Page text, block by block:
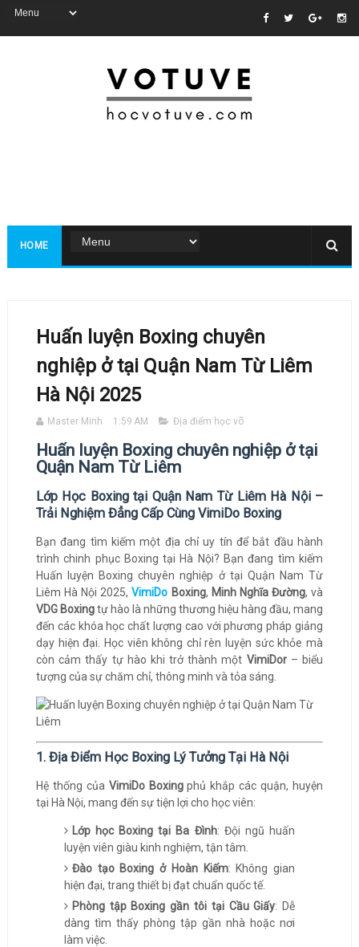
HOME
Huấn luyện Boxing chuyên
nghiệp ở tại Quận Nam Từ Liêm
Hà Nội 2025
Master Minh 1:59 AM Địa điểm học võ
Huấn luyện Boxing chuyên nghiệp ở tại
Quận Nam Từ Liêm
Lớp Học Boxing tại Quận Nam Từ Liêm Hà Nội –
Trải Nghiệm Đẳng Cấp Cùng VimiDo Boxing
Bạn đang tìm kiếm một địa chỉ uy tín để bắt đầu hành
trình chinh phục Boxing tại Hà Nội? Bạn đang tìm kiếm
Huấn luyện Boxing chuyên nghiệp ở tại Quận Nam Từ
Liêm Hà Nội 2025,VimiDo Boxing, Minh Nghĩa Đường, và
VDG Boxingtự hào là những thương hiệu hàng đầu, mang
đến các khóa học chất lượng cao với phương pháp giảng
dạy hiện đại. Học viên không chỉ rèn luyện sức khỏe mà
còn cảm thấy tự hào khi trở thành một VimiDor– biểu
tượng của sự chăm chỉ, thông minh và tỏa sáng.
1. Địa Điểm Học Boxing Lý Tưởng Tại Hà Nội
Hệ thống của VimiDo Boxingphủ khắp các quận, huyện
tại Hà Nội, mang đến sự tiện lợi cho học viên:
Lớp học Boxing tại Ba Đình: Đội ngũ huấn
luyện viên giàu kinh nghiệm, tận tâm.
Đào tạo Boxing ở Hoàn Kiếm: Không gian
hiện đại, trang thiết bị đạt chuẩn quốc tế.
Phòng tập Boxing gần tôi tại Cầu Giấy: Dễ
dàng tìm thấy phòng tập gần nhà hoặc nơi
làm việc.